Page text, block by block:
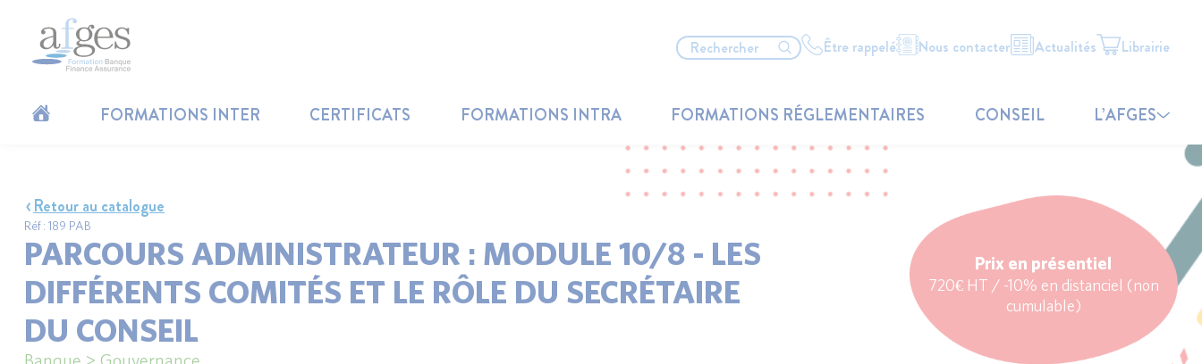
Être rappelé Nous contacter Actualités Librairie
FORMATIONS INTER CERTIFICATS FORMATIONS INTRA FORMATIONS RÉGLEMENTAIRES CONSEIL L’AFGES
Retour au catalogue
Réf : 189 PAB
PARCOURS ADMINISTRATEUR : MODULE 10/8 - LES
DIFFÉRENTS COMITÉS ET LE RÔLE DU SECRÉTAIRE
DU CONSEIL
Prix en présentiel
720€ HT / -10% en distanciel (non
cumulable)